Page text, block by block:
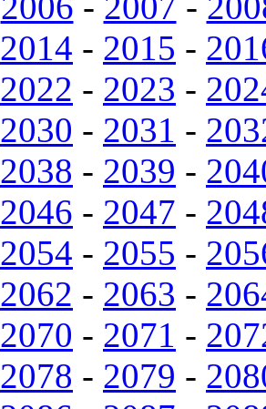
2014 - 2015 -
2022 - 2023 -
2030 - 2031 -
2038 - 2039 -
2046 - 2047 -
2054 - 2055 -
2062 - 2063 -
2070 - 2071 -
2078 - 2079 -